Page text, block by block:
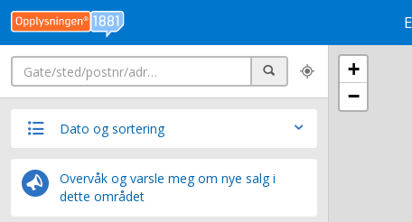
Søk
Dato og sortering
Overvåk og varsle meg om nye salg i
dette området
+
−